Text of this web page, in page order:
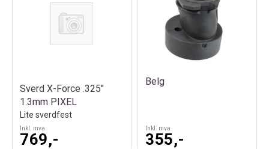
Sverd X-Force .325"
1.3mm PIXEL
Lite sverdfest
Inkl. mva
769,-
Belg
Inkl. mva
355,-